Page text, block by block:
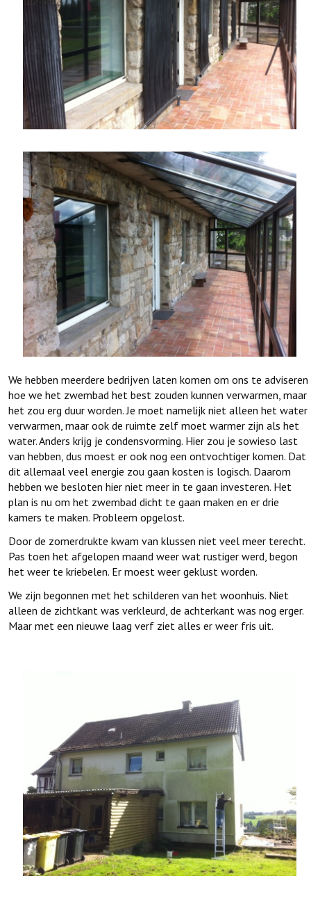
We hebben meerdere bedrijven laten komen om ons te adviseren
hoe we het zwembad het best zouden kunnen verwarmen, maar
het zou erg duur worden. Je moet namelijk niet alleen het water
verwarmen, maar ook de ruimte zelf moet warmer zijn als het
water. Anders krijg je condensvorming. Hier zou je sowieso last
van hebben, dus moest er ook nog een ontvochtiger komen. Dat
dit allemaal veel energie zou gaan kosten is logisch. Daarom
hebben we besloten hier niet meer in te gaan investeren. Het
plan is nu om het zwembad dicht te gaan maken en er drie
kamers te maken. Probleem opgelost.
Door de zomerdrukte kwam van klussen niet veel meer terecht.
Pas toen het afgelopen maand weer wat rustiger werd, begon
het weer te kriebelen. Er moest weer geklust worden.
We zijn begonnen met het schilderen van het woonhuis. Niet
alleen de zichtkant was verkleurd, de achterkant was nog erger.
Maar met een nieuwe laag verf ziet alles er weer fris uit.